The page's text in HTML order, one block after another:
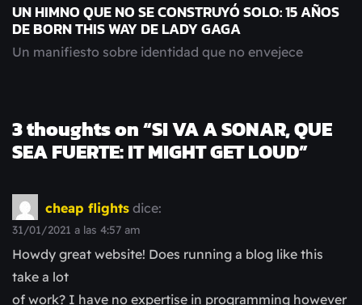
UN HIMNO QUE NO SE CONSTRUYÓ SOLO: 15 AÑOS
DE BORN THIS WAY DE LADY GAGA
Un manifiesto sobre identidad que no envejece
3 thoughts on “SI VA A SONAR, QUE
SEA FUERTE: IT MIGHT GET LOUD”
cheap flights dice:
31/01/2021 a las 4:57 am
Howdy great website! Does running a blog like this
take a lot
of work? I have no expertise in programming however